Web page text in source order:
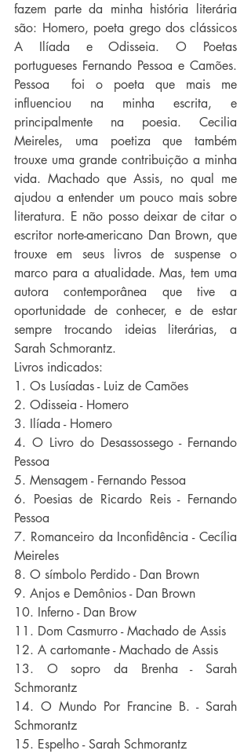
fazem parte da minha história literária
são: Homero, poeta grego dos clássicos
A Ilíada e Odisseia. O Poetas
portugueses Fernando Pessoa e Camões.
Pessoa  foi o poeta que mais me
influenciou na minha escrita, e
principalmente na poesia. Cecilia
Meireles, uma poetiza que também
trouxe uma grande contribuição a minha
vida. Machado que Assis, no qual me
ajudou a entender um pouco mais sobre
literatura. E não posso deixar de citar o
escritor norte-americano Dan Brown, que
trouxe em seus livros de suspense o
marco para a atualidade. Mas, tem uma
autora contemporânea que tive a
oportunidade de conhecer, e de estar
sempre trocando ideias literárias, a
Sarah Schmorantz.
Livros indicados:
1. Os Lusíadas - Luiz de Camões
2. Odisseia - Homero
3. Ilíada - Homero
4. O Livro do Desassossego - Fernando
Pessoa
5. Mensagem - Fernando Pessoa
6. Poesias de Ricardo Reis - Fernando
Pessoa
7. Romanceiro da Inconfidência - Cecília
Meireles
8. O símbolo Perdido - Dan Brown
9. Anjos e Demônios - Dan Brown
10. Inferno - Dan Brow
11. Dom Casmurro - Machado de Assis
12. A cartomante - Machado de Assis
13. O sopro da Brenha - Sarah
Schmorantz
14. O Mundo Por Francine B. - Sarah
Schmorantz
15. Espelho - Sarah Schmorantz